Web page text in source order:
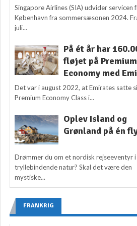
Singapore Airlines (SIA) udvider servicen
København fra sommersæsonen 2024.
juli...
På ét år har
fløjet på Premium
Economy med
Det var i august 2022, at Emirates satte
Premium Economy Class i...
Oplev Island og
Grønland på én
Drømmer du om et nordisk rejseeventyr i
tryllebindende natur? Skal det være den
mystiske...
FRANKRIG